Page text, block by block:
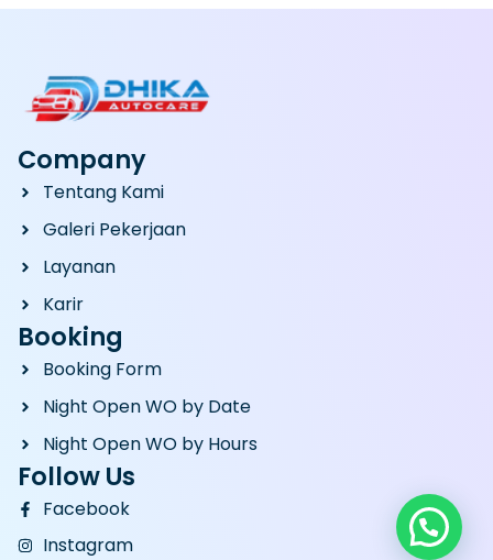
Company
Tentang Kami
Galeri Pekerjaan
Layanan
Karir
Booking
Booking Form
Night Open WO by Date
Night Open WO by Hours
Follow Us
Facebook
Instagram